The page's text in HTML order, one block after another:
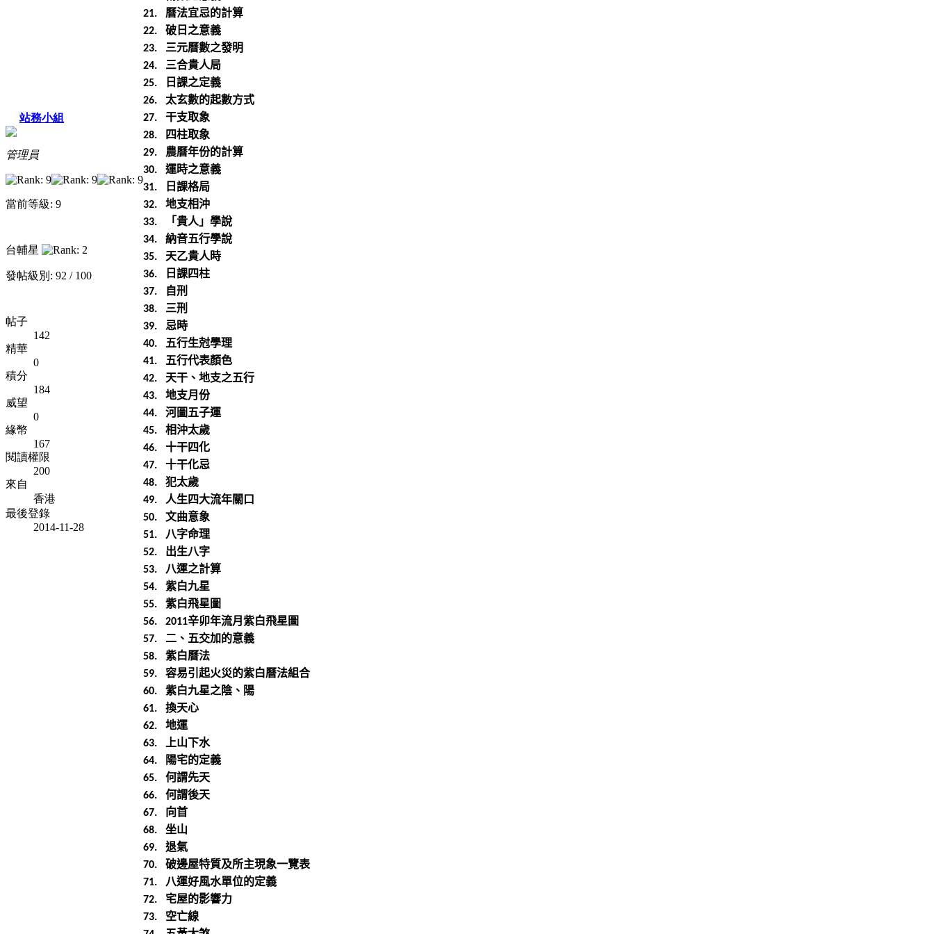
站務小組
管理員
當前等級: 9
台輔星
發帖級別: 92 / 100
帖子
142
精華
0
積分
184
威望
0
緣幣
167
閱讀權限
200
來自
香港
最後登錄
2014-11-28
21. 曆法宜忌的計算
22. 破日之意義
23. 三元曆數之發明
24. 三合貴人局
25. 日課之定義
26. 太玄數的起數方式
27. 干支取象
28. 四柱取象
29. 農曆年份的計算
30. 運時之意義
31. 日課格局
32. 地支相沖
33. 「貴人」學說
34. 納音五行學說
35. 天乙貴人時
36. 日課四柱
37. 自刑
38. 三刑
39. 忌時
40. 五行生尅學理
41. 五行代表顏色
42. 天干、地支之五行
43. 地支月份
44. 河圖五子運
45. 相沖太歲
46. 十干四化
47. 十干化忌
48. 犯太歲
49. 人生四大流年關口
50. 文曲意象
51. 八字命理
52. 出生八字
53. 八運之計算
54. 紫白九星
55. 紫白飛星圖
56. 2011辛卯年流月紫白飛星圖
57. 二、五交加的意義
58. 紫白曆法
59. 容易引起火災的紫白曆法組合
60. 紫白九星之陰、陽
61. 換天心
62. 地運
63. 上山下水
64. 陽宅的定義
65. 何謂先天
66. 何謂後天
67. 向首
68. 坐山
69. 退氣
70. 破邊屋特質及所主現象一覽表
71. 八運好風水單位的定義
72. 宅屋的影響力
73. 空亡線